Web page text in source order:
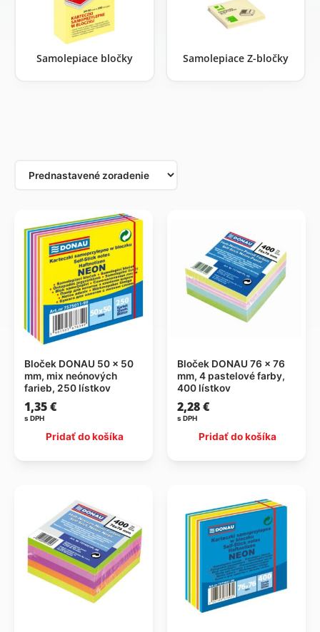
Samolepiace bločky Samolepiace Z-bločky
Bloček DONAU 50 × 50
mm, mix neónových
farieb, 250 lístkov
1,35€
s DPH
Pridať do košíka
Bloček DONAU 76 x 76
mm, 4 pastelové farby,
400 lístkov
2,28€
s DPH
Pridať do košíka